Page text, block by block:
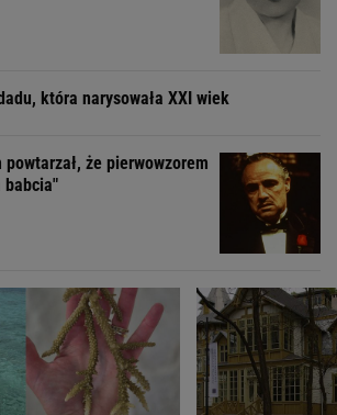
która narysowała XXI wiek
że pierwowzorem
babcia"